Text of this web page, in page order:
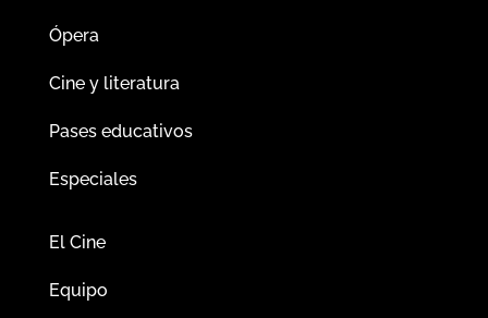
Ópera
Cine y literatura
Pases educativos
Especiales
El Cine
Equipo